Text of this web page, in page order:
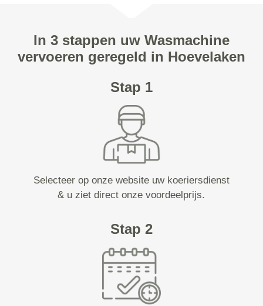
In 3 stappen uw Wasmachine
vervoeren geregeld in Hoevelaken
Stap 1
Selecteer op onze website uw koeriersdienst
& u ziet direct onze voordeelprijs.
Stap 2